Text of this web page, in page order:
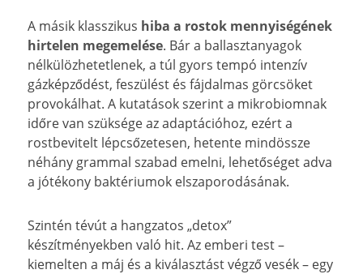
A másik klasszikus hiba a rostok mennyiségének
hirtelen megemelése. Bár a ballasztanyagok
nélkülözhetetlenek, a túl gyors tempó intenzív
gázképződést, feszülést és fájdalmas görcsöket
provokálhat. A kutatások szerint a mikrobiomnak
időre van szüksége az adaptációhoz, ezért a
rostbevitelt lépcsőzetesen, hetente mindössze
néhány grammal szabad emelni, lehetőséget adva
a jótékony baktériumok elszaporodásának.
Szintén tévút a hangzatos „detox”
készítményekben való hit. Az emberi test –
kiemelten a máj és a kiválasztást végző vesék – egy